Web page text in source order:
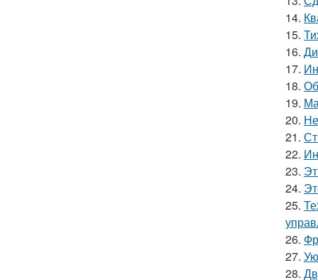
14.
15.
16.
17.
18.
19.
20.
21.
22.
23.
24.
25.
26.
27.
28.